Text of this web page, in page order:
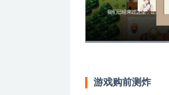
游戏购前测炸